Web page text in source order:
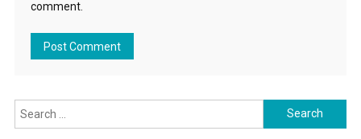
comment.
Search for: